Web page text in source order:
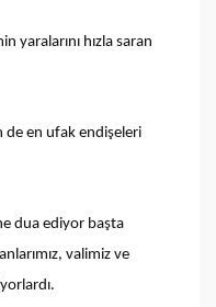
yaralarını hızla saran
de en ufak endişeleri
dua ediyor başta
valimiz ve